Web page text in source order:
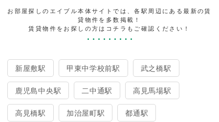
お部屋探しのエイブル本体サイトでは、各駅周辺にある最新の賃
貸物件を多数掲載！
賃貸物件をお探しの方はコチラもご確認ください！
新屋敷駅 甲東中学校前駅 武之橋駅
鹿児島中央駅 二中通駅 高見馬場駅
高見橋駅 加治屋町駅 都通駅